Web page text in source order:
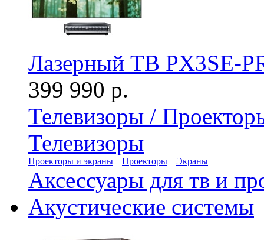
Лазерный ТВ PX3SE-
399 990 р.
Телевизоры /
Телевизоры
Проекторы и экраны Проекторы Экраны
Аксессуары для тв и
Акустические системы